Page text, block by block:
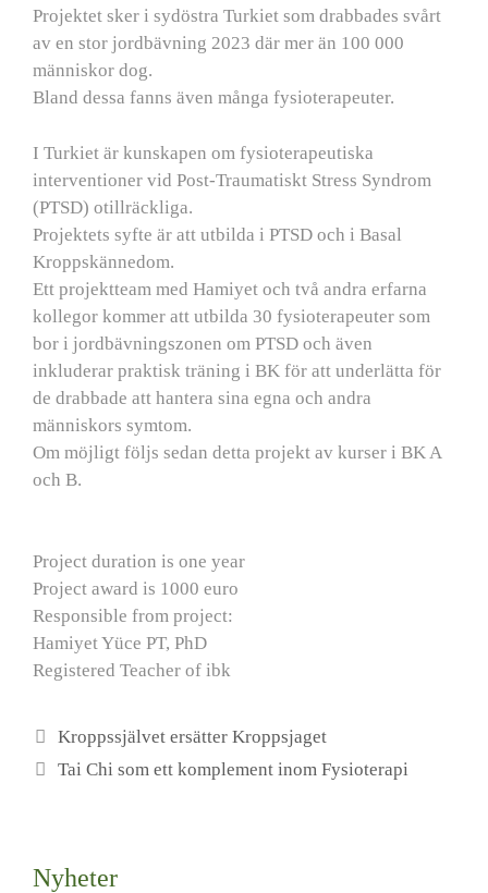
Projektet sker i sydöstra Turkiet som drabbades svårt
av en stor jordbävning 2023 där mer än 100 000
människor dog.
Bland dessa fanns även många fysioterapeuter.
I Turkiet är kunskapen om fysioterapeutiska
interventioner vid Post-Traumatiskt Stress Syndrom
(PTSD) otillräckliga.
Projektets syfte är att utbilda i PTSD och i Basal
Kroppskännedom.
Ett projektteam med Hamiyet och två andra erfarna
kollegor kommer att utbilda 30 fysioterapeuter som
bor i jordbävningszonen om PTSD och även
inkluderar praktisk träning i BK för att underlätta för
de drabbade att hantera sina egna och andra
människors symtom.
Om möjligt följs sedan detta projekt av kurser i BK A
och B.
Project duration is one year
Project award is 1000 euro
Responsible from project:
Hamiyet Yüce PT, PhD
Registered Teacher of ibk
Kroppssjälvet ersätter Kroppsjaget
Tai Chi som ett komplement inom Fysioterapi
Nyheter